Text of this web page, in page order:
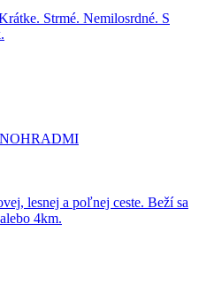
Strmé. Nemilosrdné. S
lesnej a poľnej ceste. Beží sa
4km.